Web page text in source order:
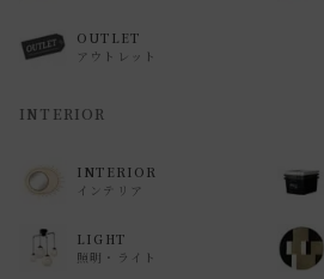
OUTLET
アウトレット
INTERIOR
INTERIOR
インテリア
LIGHT
照明・ライト